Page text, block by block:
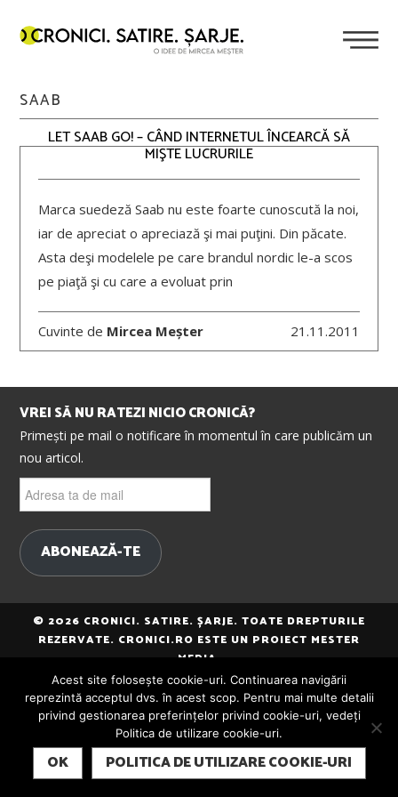
SAAB
LET SAAB GO! – CÂND INTERNETUL ÎNCEARCĂ SĂ
MIŞTE LUCRURILE
Marca suedeză Saab nu este foarte cunoscută la noi,
iar de apreciat o apreciază şi mai puţini. Din păcate.
Asta deşi modelele pe care brandul nordic le-a scos
pe piaţă şi cu care a evoluat prin
Cuvinte de Mircea Meșter 21.11.2011
VREI SĂ NU RATEZI NICIO CRONICĂ?
Primești pe mail o notificare în momentul în care publicăm un
nou articol.
ta
mail
ABONEAZĂ-TE
© 2026 CRONICI. SATIRE. ȘARJE. TOATE DREPTURILE
REZERVATE. CRONICI.RO ESTE UN PROIECT MESTER
MEDIA.
SUBSCRIBE
Acest site folosește cookie-uri. Continuarea navigării
reprezintă acceptul dvs. în acest scop. Pentru mai multe detalii
privind gestionarea preferințelor privind cookie-uri, vedeți
Politica de utilizare cookie-uri.
OK POLITICA DE UTILIZARE COOKIE-URI